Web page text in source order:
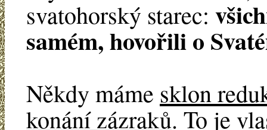
svatohorský starec:
samém, hovořili o
Někdy máme sklon
konání zázraků. To je